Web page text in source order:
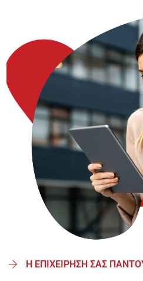
Η ΕΠΙΧΕΙΡΗΣΗ ΣΑΣ